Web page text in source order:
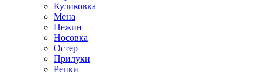
Куликовка
Мена
Нежин
Носовка
Остер
Прилуки
Репки